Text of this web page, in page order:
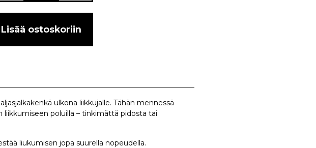
Lisää ostoskoriin
ulkona liikkujalle. Tähän mennessä
poluilla – tinkimättä pidosta tai
liukumisen jopa suurella nopeudella.